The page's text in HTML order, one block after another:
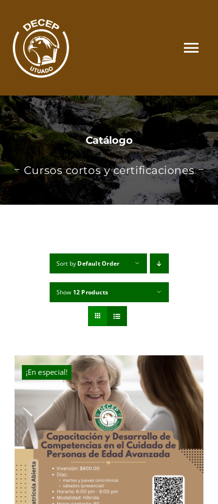
content
SOMOS
CATÁLOGO
MATRÍCULA Y PAGOS
CONTACTO
Catálogo
Cursos cortos y certificaciones
Sort by Default Order
Show 12 Products
¡En especial!